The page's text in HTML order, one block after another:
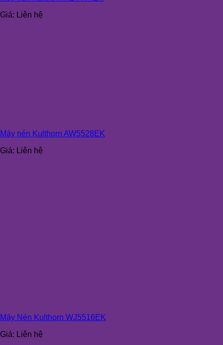
Giá: Liên hệ
Máy nén Kulthorn AW5528EK
Giá: Liên hệ
Máy Nén Kulthorn WJ5516EK
Giá: Liên hệ